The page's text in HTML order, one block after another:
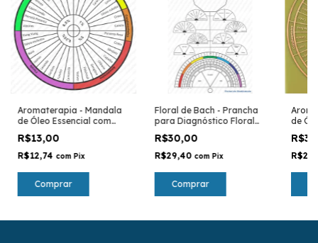
Aromaterapia - Mandala
de Óleo Essencial com
porcentagem de diluição -
prancha para avaliação
R$13,00
R$12,74 com Pix
Comprar
Floral de Bach - Prancha
para Diagnóstico Floral
Gráfico em PVC -
Radiestesia - Radionica
R$30,00
R$29,40 com Pix
Comprar
de